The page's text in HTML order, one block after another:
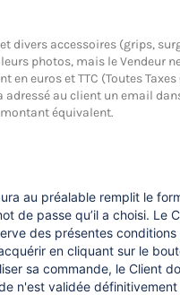
divers accessoires (grips,
photos, mais le Vendeur
euros et TTC (Toutes
au client un email
équivalent.
au préalable remplit le
de passe qu’il a choisi. Le
des présentes
en cliquant sur le
sa commande, le Client
n'est validée